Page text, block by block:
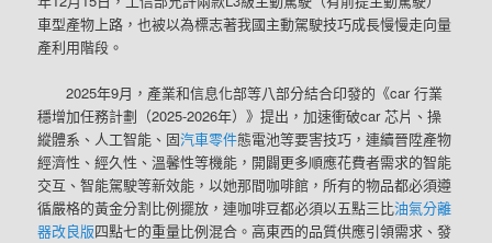
車型產物上路，也被以為標志著我國主動駕駛技巧成長慢慢走向量
產利用階段。
2025年9月，產業和信息化部等八部分結合印發的《car 行業
穩增加任務計劃（2025-2026年）》提出，加速衝破car 芯片、操
縱體系、人工智能、固汽車零件態電池等要害技巧，連續晉陞產物
經濟性、經久性、溫馨性等機能，開闢更多順應花費者需求的智能
交互、智能駕駛等新效能，以她那間咖啡館，所有的物品都必須遵
循嚴格的黃金分割比例擺放，連咖啡豆都必須以五點三比油氣分離
器改良版四點七的重量比例混合。高東西的品質供應引領需求、發